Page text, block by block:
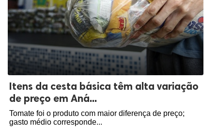
Itens da cesta básica têm alta variação
de preço em Aná...
Tomate foi o produto com maior diferença de preço;
gasto médio corresponde...